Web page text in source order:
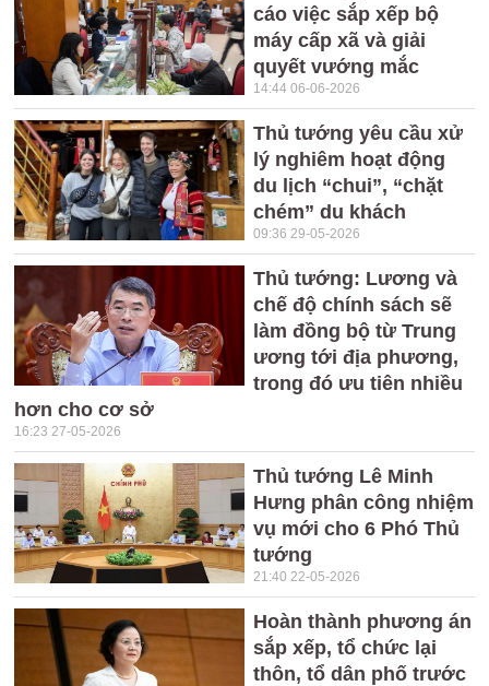
cáo việc sắp xếp bộ
máy cấp xã và giải
quyết vướng mắc
14:44 06-06-2026
Thủ tướng yêu cầu xử
lý nghiêm hoạt động
du lịch “chui”, “chặt
chém” du khách
09:36 29-05-2026
Thủ tướng: Lương và
chế độ chính sách sẽ
làm đồng bộ từ Trung
ương tới địa phương,
trong đó ưu tiên nhiều
hơn cho cơ sở
16:23 27-05-2026
Thủ tướng Lê Minh
Hưng phân công nhiệm
vụ mới cho 6 Phó Thủ
tướng
21:40 22-05-2026
Hoàn thành phương án
sắp xếp, tổ chức lại
thôn, tổ dân phố trước